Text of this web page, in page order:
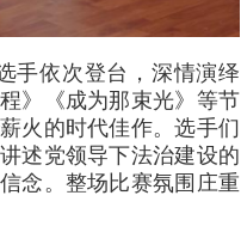
手依次登台，深情演绎
》《成为那束光》等节
火的时代佳作。选手们
述党领导下法治建设的
念。整场比赛氛围庄重